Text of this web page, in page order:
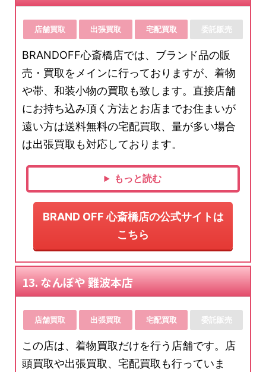
店舗買取 出張買取 宅配買取 委託販売
BRANDOFF心斎橋店では、ブランド品の販
売・買取をメインに行っておりますが、着物
や帯、和装小物の買取も致します。直接店舗
にお持ち込み頂く方法とお店までお住まいが
遠い方は送料無料の宅配買取、量が多い場合
は出張買取も対応しております。
もっと読む
BRAND OFF 心斎橋店の公式サイトは
こちら
13. なんぼや 難波本店
店舗買取 出張買取 宅配買取 委託販売
この店は、着物買取だけを行う店舗です。店
頭買取や出張買取、宅配買取も行っていま